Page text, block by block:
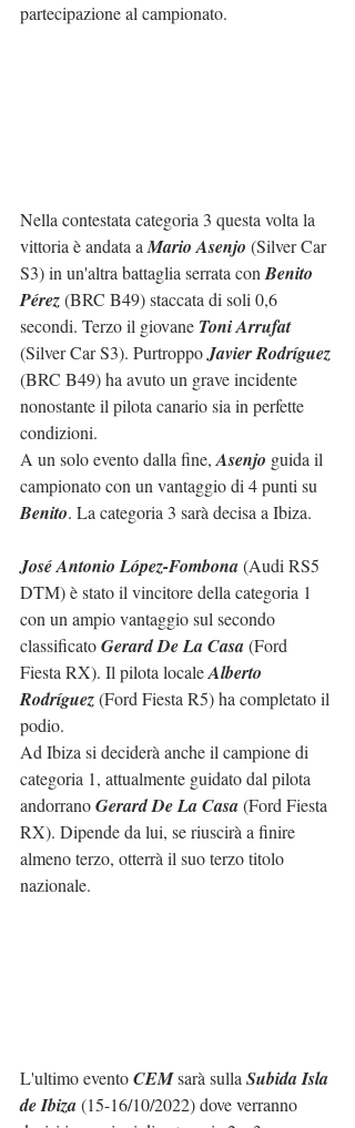
partecipazione al campionato.
Nella contestata categoria 3 questa volta la
vittoria è andata a Mario Asenjo (Silver Car
S3) in un'altra battaglia serrata con Benito
Pérez (BRC B49) staccata di soli 0,6
secondi. Terzo il giovane Toni Arrufat
(Silver Car S3). Purtroppo Javier Rodríguez
(BRC B49) ha avuto un grave incidente
nonostante il pilota canario sia in perfette
condizioni.
A un solo evento dalla fine, Asenjo guida il
campionato con un vantaggio di 4 punti su
Benito. La categoria 3 sarà decisa a Ibiza.
José Antonio López-Fombona (Audi RS5
DTM) è stato il vincitore della categoria 1
con un ampio vantaggio sul secondo
classificato Gerard De La Casa (Ford
Fiesta RX). Il pilota locale Alberto
Rodríguez (Ford Fiesta R5) ha completato il
podio.
Ad Ibiza si deciderà anche il campione di
categoria 1, attualmente guidato dal pilota
andorrano Gerard De La Casa (Ford Fiesta
RX). Dipende da lui, se riuscirà a finire
almeno terzo, otterrà il suo terzo titolo
nazionale.
L'ultimo evento CEM sarà sulla Subida Isla
de Ibiza (15-16/10/2022) dove verranno